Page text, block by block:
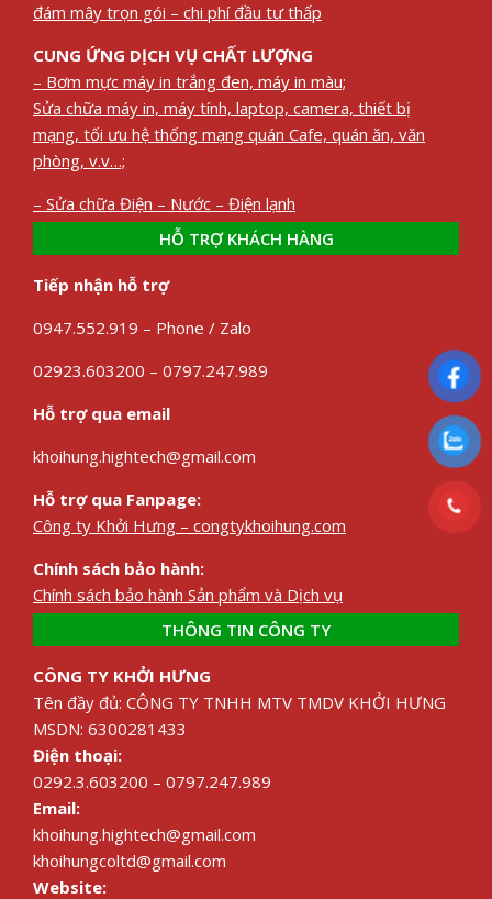
đám mây trọn gói – chi phí đầu tư thấp
CUNG ỨNG DỊCH VỤ CHẤT LƯỢNG
– Bơm mực máy in trắng đen, máy in màu;
Sửa chữa máy in, máy tính, laptop, camera, thiết bị
mạng, tối ưu hệ thống mạng quán Cafe, quán ăn, văn
phòng, v.v…;
– Sửa chữa Điện – Nước – Điện lạnh
HỖ TRỢ KHÁCH HÀNG
Tiếp nhận hỗ trợ
0947.552.919 – Phone / Zalo
02923.603200 – 0797.247.989
Hỗ trợ qua email
khoihung.hightech@gmail.com
Hỗ trợ qua Fanpage:
Công ty Khởi Hưng – congtykhoihung.com
Chính sách bảo hành:
Chính sách bảo hành Sản phẩm và Dịch vụ
THÔNG TIN CÔNG TY
CÔNG TY KHỞI HƯNG
Tên đầy đủ: CÔNG TY TNHH MTV TMDV KHỞI HƯNG
MSDN: 6300281433
Điện thoại:
0292.3.603200 – 0797.247.989
Email:
khoihung.hightech@gmail.com
khoihungcoltd@gmail.com
Website: